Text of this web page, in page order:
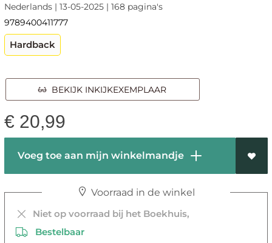
Nederlands | 13-05-2025 | 168 pagina's
9789400411777
Hardback
BEKIJK INKIJKEXEMPLAAR
€ 20,99
Voeg toe aan mijn winkelmandje
Voorraad in de winkel
Niet op voorraad bij het Boekhuis,
Bestelbaar